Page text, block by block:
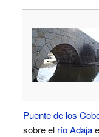
Puente de los
sobre el río Adaja